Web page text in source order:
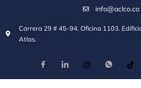
info@aclco.co
Carrera 29 # 45-94. Oficina 1103.
Atlas.